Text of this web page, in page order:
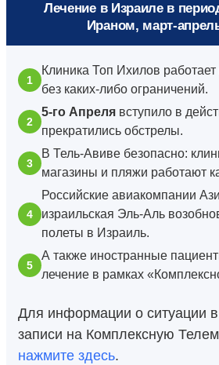
Лечение в Израиле в
Ираном, март-
Клиника Топ Ихилов
без каких-либо ограничений.
5-го Апреля вступило в
прекратились обстрелы.
В Тель-Авиве безопасно:
магазины и пляжи работают
Российские авиакомпании
израильская Эль-Аль
полеты в Израиль.
А также иностранные
лечение в рамках
Для информации о ситуации
записи на Комплексную
нажмите здесь.